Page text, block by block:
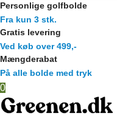
Personlige golfbolde
Fra kun 3 stk.
Gratis levering
Ved køb over 499,-
Mængderabat
På alle bolde med tryk
0